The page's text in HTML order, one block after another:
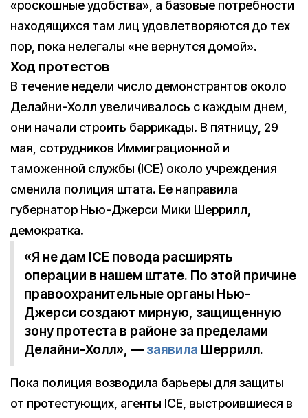
«роскошные удобства», а базовые потребности
находящихся там лиц удовлетворяются до тех
пор, пока нелегалы «не вернутся домой».
Ход протестов
В течение недели число демонстрантов около
Делайни-Холл увеличивалось с каждым днем,
они начали строить баррикады. В пятницу, 29
мая, сотрудников Иммиграционной и
таможенной службы (ICE) около учреждения
сменила полиция штата. Ее направила
губернатор Нью-Джерси Мики Шеррилл,
демократка.
«Я не дам ICE повода расширять
операции в нашем штате. По этой причине
правоохранительные органы Нью-
Джерси создают мирную, защищенную
зону протеста в районе за пределами
Делайни-Холл», — заявила Шеррилл.
Пока полиция возводила барьеры для защиты
от протестующих, агенты ICE, выстроившиеся в